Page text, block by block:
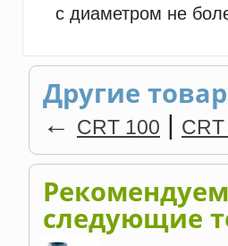
с диаметром не
Другие
← CRT 100 |
следующие